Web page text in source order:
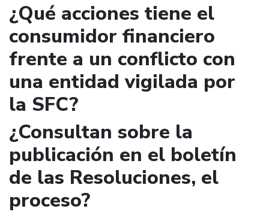
¿Qué acciones tiene el
consumidor financiero
frente a un conflicto con
una entidad vigilada por
la SFC?
¿Consultan sobre la
publicación en el boletín
de las Resoluciones, el
proceso?